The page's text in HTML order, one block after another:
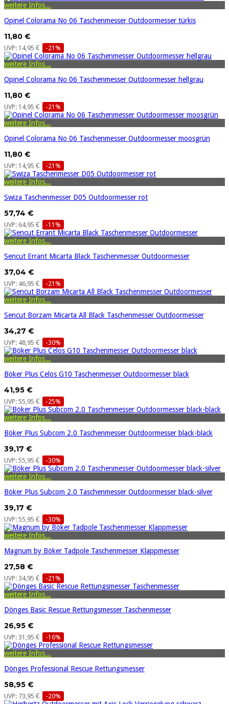
weitere Infos...
Opinel Colorama No 06 Taschenmesser Outdoormesser türkis
11,80 €
UVP: 14,95 € -21%
weitere Infos...
Opinel Colorama No 06 Taschenmesser Outdoormesser hellgrau
11,80 €
UVP: 14,95 € -21%
weitere Infos...
Opinel Colorama No 06 Taschenmesser Outdoormesser moosgrün
11,80 €
UVP: 14,95 € -21%
weitere Infos...
Swiza Taschenmesser D05 Outdoormesser rot
57,74 €
UVP: 64,95 € -11%
weitere Infos...
Sencut Errant Micarta Black Taschenmesser Outdoormesser
37,04 €
UVP: 46,95 € -21%
weitere Infos...
Sencut Borzam Micarta All Black Taschenmesser Outdoormesser
34,27 €
UVP: 48,95 € -30%
weitere Infos...
Böker Plus Celos G10 Taschenmesser Outdoormesser black
41,95 €
UVP: 55,95 € -25%
weitere Infos...
Böker Plus Subcom 2.0 Taschenmesser Outdoormesser black-black
39,17 €
UVP: 55,95 € -30%
weitere Infos...
Böker Plus Subcom 2.0 Taschenmesser Outdoormesser black-silver
39,17 €
UVP: 55,95 € -30%
weitere Infos...
Magnum by Böker Tadpole Taschenmesser Klappmesser
27,58 €
UVP: 34,95 € -21%
weitere Infos...
Dönges Basic Rescue Rettungsmesser Taschenmesser
26,95 €
UVP: 31,95 € -16%
weitere Infos...
Dönges Professional Rescue Rettungsmesser
58,95 €
UVP: 73,95 € -20%